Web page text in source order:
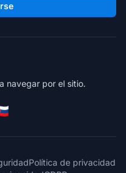
navegar por el sitio.
Política de privacidad